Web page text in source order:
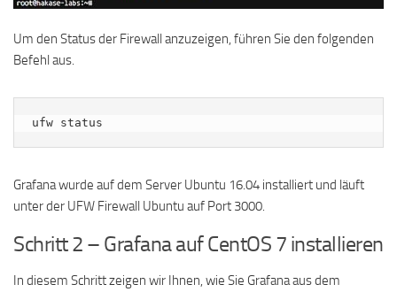
Um den Status der Firewall anzuzeigen, führen Sie den folgenden
Befehl aus.
ufw status
Grafana wurde auf dem Server Ubuntu 16.04 installiert und läuft
unter der UFW Firewall Ubuntu auf Port 3000.
Schritt 2 – Grafana auf CentOS 7 installieren
In diesem Schritt zeigen wir Ihnen, wie Sie Grafana aus dem